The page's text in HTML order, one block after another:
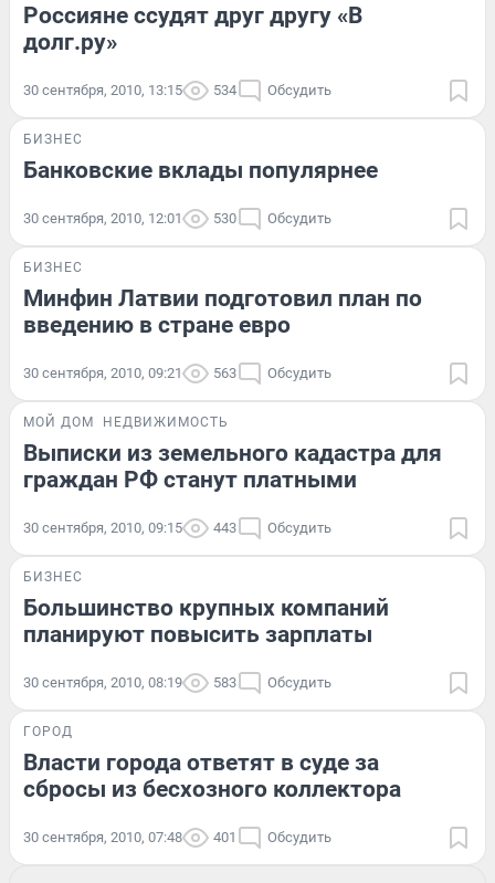
Россияне ссудят друг другу «В
долг.ру»
30 сентября, 2010, 13:15 534 Обсудить
БИЗНЕС
Банковские вклады популярнее
30 сентября, 2010, 12:01 530 Обсудить
БИЗНЕС
Минфин Латвии подготовил план по
введению в стране евро
30 сентября, 2010, 09:21 563 Обсудить
МОЙ ДОМ НЕДВИЖИМОСТЬ
Выписки из земельного кадастра для
граждан РФ станут платными
30 сентября, 2010, 09:15 443 Обсудить
БИЗНЕС
Большинство крупных компаний
планируют повысить зарплаты
30 сентября, 2010, 08:19 583 Обсудить
ГОРОД
Власти города ответят в суде за
сбросы из бесхозного коллектора
30 сентября, 2010, 07:48 401 Обсудить